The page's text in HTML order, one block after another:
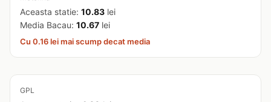
Aceasta statie: 10.83 lei
Media Bacau: 10.67 lei
Cu 0.16 lei mai scump decat media
GPL